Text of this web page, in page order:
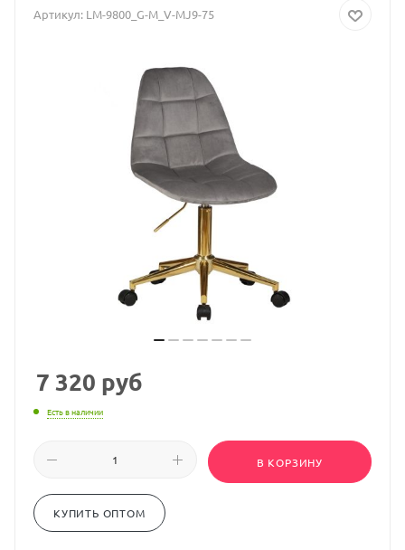
Артикул: LM-9800_G-M_V-MJ9-75
7 320 руб
Есть в наличии
В КОРЗИНУ
КУПИТЬ ОПТОМ